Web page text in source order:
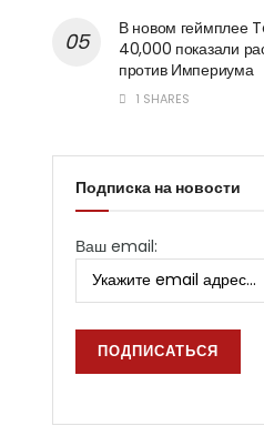
В новом геймплее
40,000 показали
против Империума
1 SHARES
Подписка на новости
Ваш email: